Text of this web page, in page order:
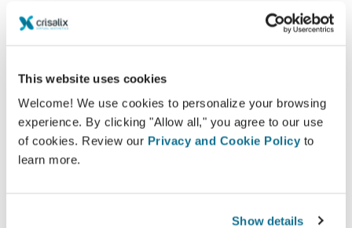
This website uses cookies
Welcome! We use cookies to personalize your browsing
experience. By clicking "Allow all," you agree to our use
of cookies. Review our Privacy and Cookie Policy to
learn more.
Show details
一体どんな姿一番似合うかを知りたいで
ドクター Takao Higuchiの診療後、クリサリクスのあな
たのアカウントから『新しいあなた』にアクセスして、家
族や友人、その他意見を聞いてみたい人達とシェアするこ
ともできるようになります。